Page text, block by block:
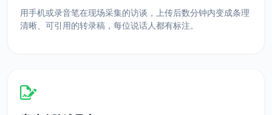
用手机或录音笔在现场采集的访谈，上传后数分钟内变成条理
清晰、可引用的转录稿，每位说话人都有标注。